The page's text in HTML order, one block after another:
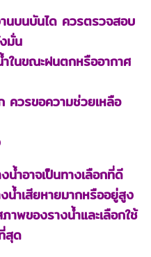
นบนบันได ควรตรวจสอบ
มั่น
ในขณะฝนตกหรืออากาศ
ควรขอความช่วยเหลือ
น้ำอาจเป็นทางเลือกที่ดี
น้ำเสียหายมากหรืออยู่สูง
าพของรางน้ำและเลือกใช้
สุด